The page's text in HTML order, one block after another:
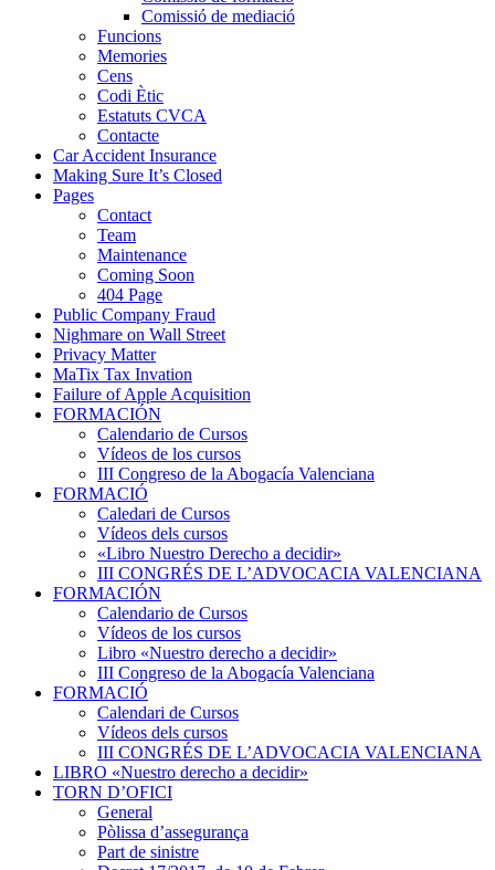
Comissió de mediació
Funcions
Memories
Cens
Codi Ètic
Estatuts CVCA
Contacte
Car Accident Insurance
Making Sure It’s Closed
Pages
Contact
Team
Maintenance
Coming Soon
404 Page
Public Company Fraud
Nighmare on Wall Street
Privacy Matter
MaTix Tax Invation
Failure of Apple Acquisition
FORMACIÓN
Calendario de Cursos
Vídeos de los cursos
III Congreso de la Abogacía Valenciana
FORMACIÓ
Caledari de Cursos
Vídeos dels cursos
«Libro Nuestro Derecho a decidir»
III CONGRÉS DE L’ADVOCACIA VALENCIANA
FORMACIÓN
Calendario de Cursos
Vídeos de los cursos
Libro «Nuestro derecho a decidir»
III Congreso de la Abogacía Valenciana
FORMACIÓ
Calendari de Cursos
Vídeos dels cursos
III CONGRÉS DE L’ADVOCACIA VALENCIANA
LIBRO «Nuestro derecho a decidir»
TORN D’OFICI
General
Pòlissa d’assegurança
Part de sinistre